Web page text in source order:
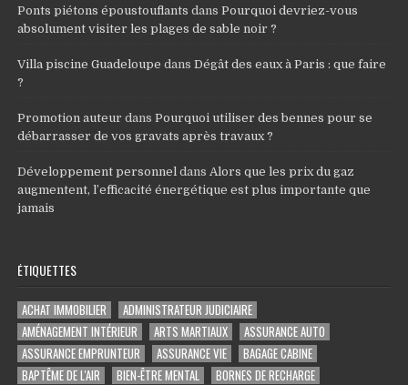
Ponts piétons époustouflants dansPourquoi devriez-vous
absolument visiter les plages de sable noir ?
Villa piscine Guadeloupe dansDégât des eaux à Paris : que faire
?
Promotion auteur dansPourquoi utiliser des bennes pour se
débarrasser de vos gravats après travaux ?
Développement personnel dans Alors que les prix du gaz
augmentent, l’efficacité énergétique est plus importante que
jamais
ÉTIQUETTES
ACHAT IMMOBILIER
ADMINISTRATEUR JUDICIAIRE
AMÉNAGEMENT INTÉRIEUR
ARTS MARTIAUX
ASSURANCE AUTO
ASSURANCE EMPRUNTEUR
ASSURANCE VIE
BAGAGE CABINE
BAPTÊME DE L'AIR
BIEN-ÊTRE MENTAL
BORNES DE RECHARGE